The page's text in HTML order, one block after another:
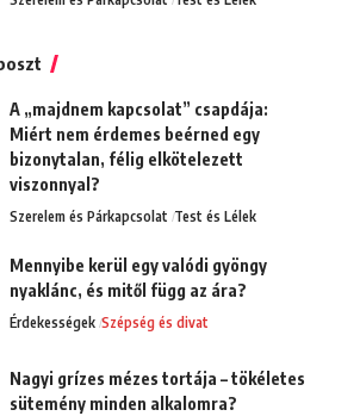
A „majdnem kapcsolat” csapdája:
Miért nem érdemes beérned egy
bizonytalan, félig elkötelezett
viszonnyal?
Szerelem és Párkapcsolat Test és Lélek
Mennyibe kerül egy valódi gyöngy
nyaklánc, és mitől függ az ára?
Érdekességek Szépség és divat
Nagyi grízes mézes tortája – tökéletes
sütemény minden alkalomra?